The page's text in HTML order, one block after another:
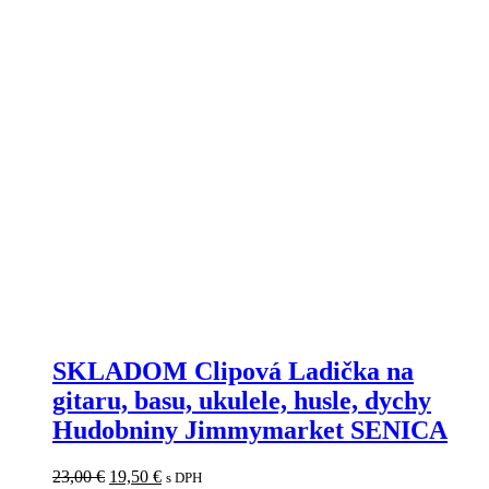
SKLADOM Clipová Ladička na
gitaru, basu, ukulele, husle, dychy
Hudobniny Jimmymarket SENICA
23,00€ Pôvodná
19,50 €Aktuálna
s DPH